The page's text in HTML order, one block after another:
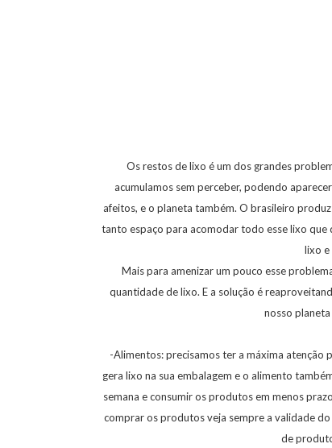
Os restos de lixo é um dos grandes
acumulamos sem perceber, podendo
afeitos, e o planeta também. O brasileiro
tanto espaço para acomodar todo esse lixo
lixo e
Mais para amenizar um pouco esse
quantidade de lixo. E a solução é
nosso
-Alimentos: precisamos ter a máxima atenção
gera lixo na sua embalagem e o alimento
semana e consumir os produtos em menos
comprar os produtos veja sempre a validade
de